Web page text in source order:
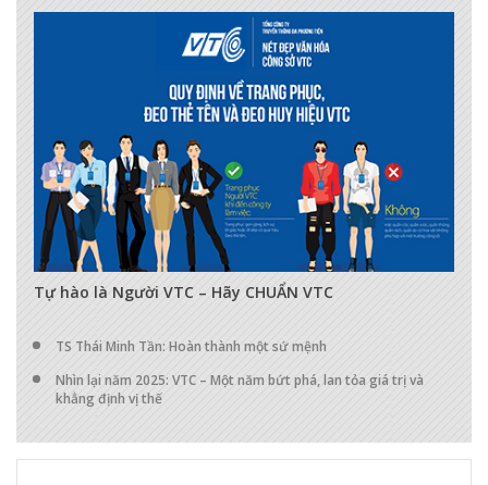
Tự hào là Người VTC – Hãy CHUẨN VTC
TS Thái Minh Tần: Hoàn thành một sứ mệnh
Nhìn lại năm 2025: VTC – Một năm bứt phá, lan tỏa giá trị và
khẳng định vị thế